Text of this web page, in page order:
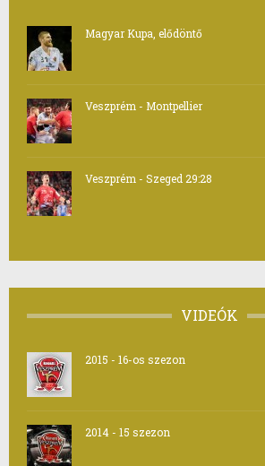
Magyar Kupa, elődöntő
Veszprém - Montpellier
Veszprém - Szeged 29:28
VIDEÓK
2015 - 16-os szezon
2014 - 15 szezon